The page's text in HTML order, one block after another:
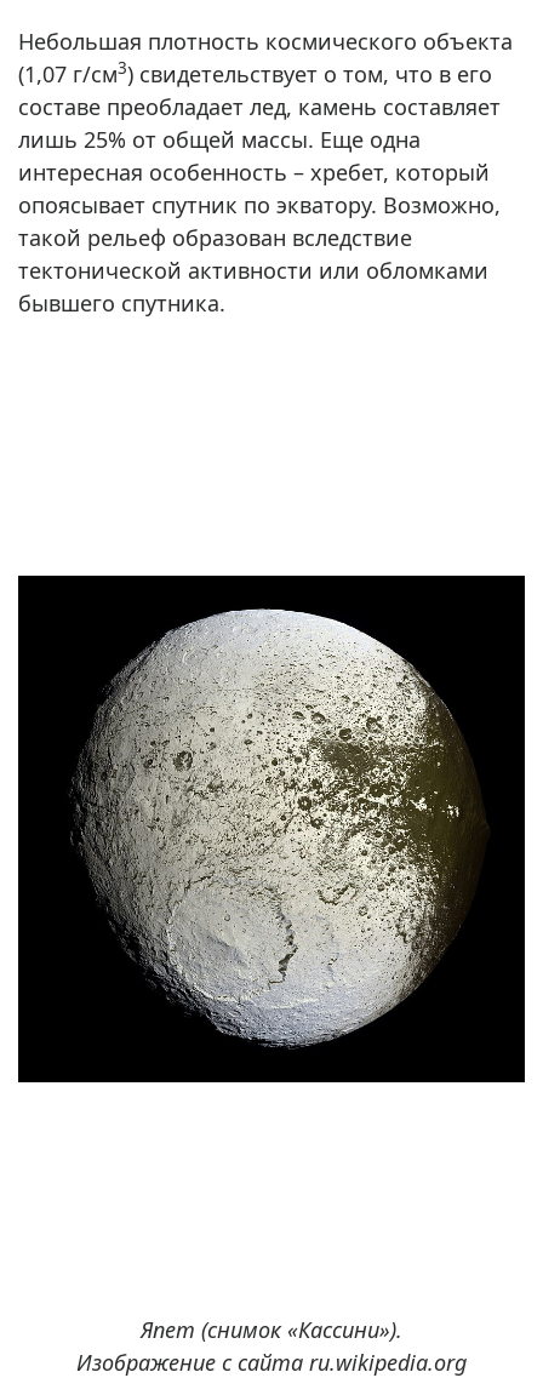
Небольшая плотность космического объекта
(1,07 г/см3) свидетельствует о том, что в его
составе преобладает лед, камень составляет
лишь 25% от общей массы. Еще одна
интересная особенность – хребет, который
опоясывает спутник по экватору. Возможно,
такой рельеф образован вследствие
тектонической активности или обломками
бывшего спутника.
Япет (снимок «Кассини»).
Изображение с сайта ru.wikipedia.org